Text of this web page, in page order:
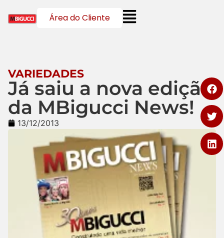
Área do Cliente
VARIEDADES
Já saiu a nova edição
da MBigucci News!
13/12/2013